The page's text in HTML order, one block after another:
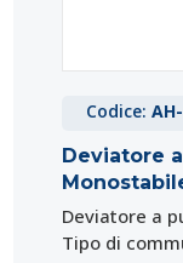
Codice:
Deviatore
Deviatore a
Tipo di